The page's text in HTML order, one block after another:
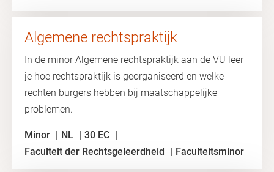
Algemene rechtspraktijk
In de minor Algemene rechtspraktijk aan de VU leer
je hoe rechtspraktijk is georganiseerd en welke
rechten burgers hebben bij maatschappelijke
problemen.
Minor NL
30 EC
Faculteit der Rechtsgeleerdheid
Faculteitsminor